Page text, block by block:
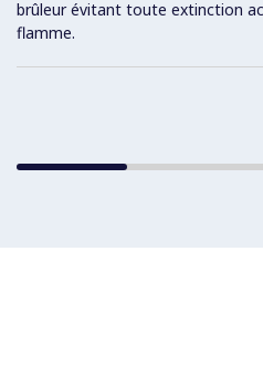
brûleur évitant toute extinction
flamme.